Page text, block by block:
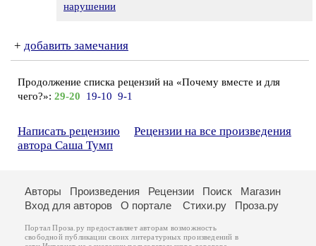
нарушении
+ добавить замечания
Продолжение списка рецензий на «Почему вместе и для
чего?»: 29-20 19-10 9-1
Написать рецензию
Рецензии на все произведения
автора Саша Тумп
Авторы Произведения Рецензии Поиск
Магазин
Вход для авторов
О портале Стихи.ру Проза.ру
Портал Проза.ру предоставляет авторам возможность
свободной публикации своих литературных произведений в